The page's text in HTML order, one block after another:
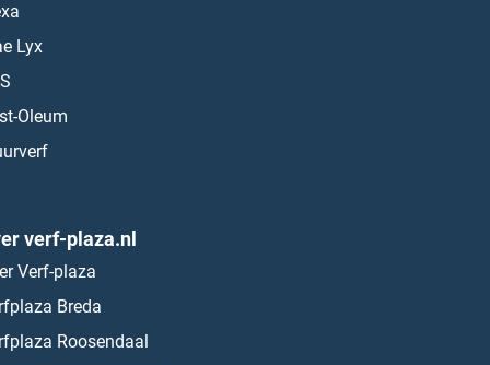
Lyx
Oleum
verf-plaza.nl
Verf-plaza
Breda
Roosendaal